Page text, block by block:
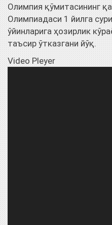
Олимпия қўмитасининг
Олимпиадаси 1 йилга
ўйинларига ҳозирлик
таъсир ўтказгани йўқ.
Video Pleyer